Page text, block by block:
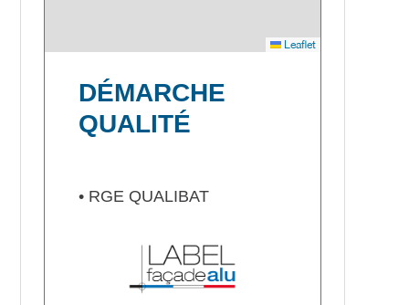
Leaflet
DÉMARCHE
QUALITÉ
• RGE QUALIBAT